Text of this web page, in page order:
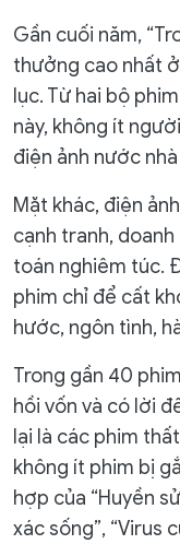
Gần cuối năm,
thưởng cao nhất
lục. Từ hai bộ
này, không ít
điện ảnh nước
Mặt khác, điện
cạnh tranh,
toán nghiêm túc.
phim chỉ để cất
hước, ngôn tình,
Trong gần 40
hồi vốn và có lời
lại là các phim
không ít phim bị
hợp của “Huyền
xác sống”, “Virus